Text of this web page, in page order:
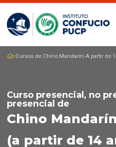
Cursos de Chino Mandarín A partir de
Curso presencial, no
presencial de
Chino Mandarín
(a partir de 14